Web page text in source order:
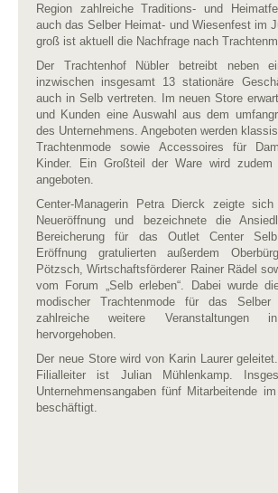
Region zahlreiche Traditions- und
auch das Selber Heimat- und Wiesenfest im
groß ist aktuell die Nachfrage nach
Der Trachtenhof Nübler betreibt neben
inzwischen insgesamt 13 stationäre
auch in Selb vertreten. Im neuen Store
und Kunden eine Auswahl aus dem
des Unternehmens. Angeboten werden
Trachtenmode sowie Accessoires für
Kinder. Ein Großteil der Ware wird zudem
angeboten.
Center-Managerin Petra Dierck zeigte
Neueröffnung und bezeichnete die
Bereicherung für das Outlet Center
Eröffnung gratulierten außerdem
Pötzsch, Wirtschaftsförderer Rainer Rädel
vom Forum „Selb erleben“. Dabei wurde
modischer Trachtenmode für das Selber
zahlreiche weitere Veranstaltungen
hervorgehoben.
Der neue Store wird von Karin Laurer
Filialleiter ist Julian Mühlenkamp.
Unternehmensangaben fünf Mitarbeitende
beschäftigt.